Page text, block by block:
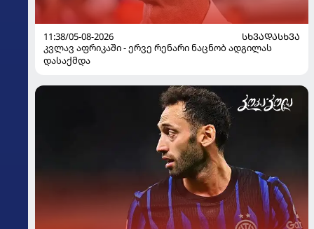
11:38/05-08-2026
ᲡᲮᲕᲐᲓᲐᲡᲮᲕᲐ
კვლავ აფრიკაში - ერვე რენარი ნაცნობ ადგილას
დასაქმდა